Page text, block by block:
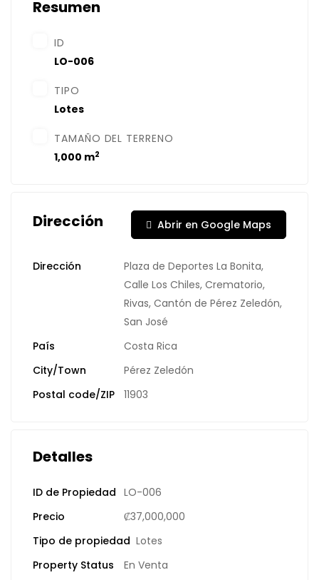
Resumen
ID
LO-006
TIPO
Lotes
TAMAÑO DEL TERRENO
1,000 m2
Dirección Abrir en Google Maps
Dirección
Plaza de Deportes La Bonita,
Calle Los Chiles, Crematorio,
Rivas, Cantón de Pérez Zeledón,
San José
País
Costa Rica
City/Town
Pérez Zeledón
Postal code/ZIP
11903
Detalles
ID de Propiedad LO-006
Precio
₡37,000,000
Tipo de propiedad Lotes
Property Status
En Venta